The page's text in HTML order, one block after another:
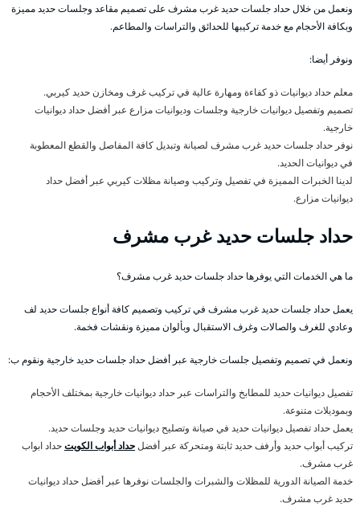
ونعمل من خلال حداد جلسات حديد غرب مشرف على تصميم مقاعد وجلسات حديد مميزة
وبكافة الأحجام مع خدمة تركيبها للحدائق والتراسات والمطاعم.
ونوفر أيضا:
معلم حداد ديوانيات ذو كفاءة ومهارة عالية في تركيب غرف ومخازن حديد كيربي.
تصميم وتفصيل ديوانيات خارجية وجلسات وديوانيات مزارع عبر أفضل حداد ديوانيات
خارجية.
نوفر حداد جلسات حديد غرب مشرف لصيانة وتبديل كافة المفاصل والقطع المعطوبة
في ديوانيات الحديد.
لدينا الخبرات المميزة في تفصيل وتركيب وصيانة مظلات كيربي عبر أفضل حداد
ديوانيات مزارع.
حداد جلسات حديد غرب مشرف
ما هي الخدمات التي يوفرها حداد جلسات حديد غرب مشرف؟
يعمل حداد جلسات حديد غرب مشرف في تركيب وتصميم كافة أنواع جلسات حديد لف
وعادي للغرف والصالات وغرف الاستقبال وبألوان مميزة ونقشات فخمة.
ونعمل في تصميم وتفصيل جلسات خارجية عبر أفضل حداد جلسات حديد خارجية ونقوم ب:
تفصيل ديوانيات حديد للمطابخ والتراسات عبر حداد ديوانيات خارجية بمختلف الأحجام
وبموديلات متنوعة.
يعمل حداد تفصيل ديوانيات حديد في صيانة وتصليح ديوانيات حديد وجلسات حديد.
تركيب أبواب حديد وأرفف حديد ثابتة ومتحركة عبر أفضلحداد أبواب الكويتحداد ابواب
غرب مشرف.
خدمة الصيانة الدورية للمظلات والشبرات والجلسات نوفرها عبر أفضل حداد ديوانيات
حديد غرب مشرف.